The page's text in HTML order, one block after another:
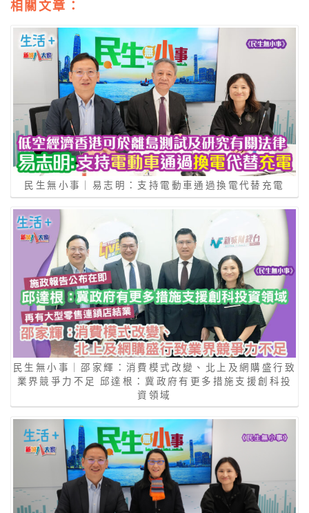
相關文章：
民生無小事｜易志明：支持電動車通過換電代替充電
民生無小事｜邵家輝：消費模式改變、北上及網購盛行致
業界競爭力不足 邱達根：冀政府有更多措施支援創科投
資領域